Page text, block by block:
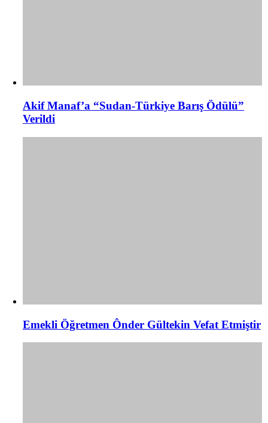
Akif Manaf’a “Sudan-Türkiye Barış Ödülü”
Verildi
Emekli Öğretmen Ônder Gültekin Vefat Etmiştir